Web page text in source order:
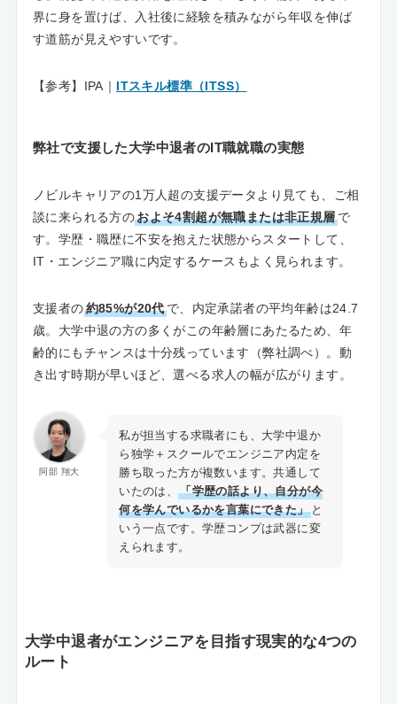
界に身を置けば、入社後に経験を積みながら年収を伸ば
す道筋が見えやすいです。
【参考】IPA｜ ITスキル標準（ITSS）
弊社で支援した大学中退者のIT職就職の実態
ノビルキャリアの1万人超の支援データより見ても、ご相
談に来られる方のおよそ4割超が無職または非正規層で
す。学歴・職歴に不安を抱えた状態からスタートして、
IT・エンジニア職に内定するケースもよく見られます。
支援者の約85%が20代で、内定承諾者の平均年齢は24.7
歳。大学中退の方の多くがこの年齢層にあたるため、年
齢的にもチャンスは十分残っています（弊社調べ）。動
き出す時期が早いほど、選べる求人の幅が広がります。
阿部 翔大
私が担当する求職者にも、大学中退か
ら独学＋スクールでエンジニア内定を
勝ち取った方が複数います。共通して
いたのは、「学歴の話より、自分が今
何を学んでいるかを言葉にできた」と
いう一点です。学歴コンプは武器に変
えられます。
大学中退者がエンジニアを目指す現実的な4つの
ルート